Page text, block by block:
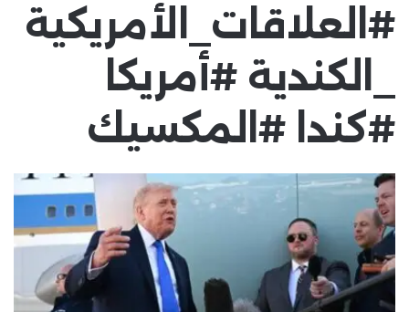
#العلاقات_الأمريكية
_الكندية #أمريكا
#كندا #المكسيك